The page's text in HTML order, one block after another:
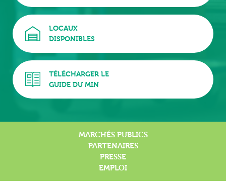
LOCAUX
DISPONIBLES
TÉLÉCHARGER LE
GUIDE DU MIN
MARCHÉS PUBLICS
PARTENAIRES
PRESSE
EMPLOI